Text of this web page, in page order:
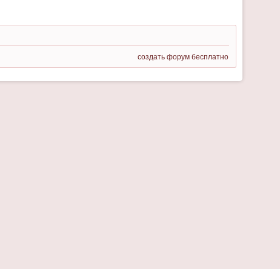
создать форум бесплатно